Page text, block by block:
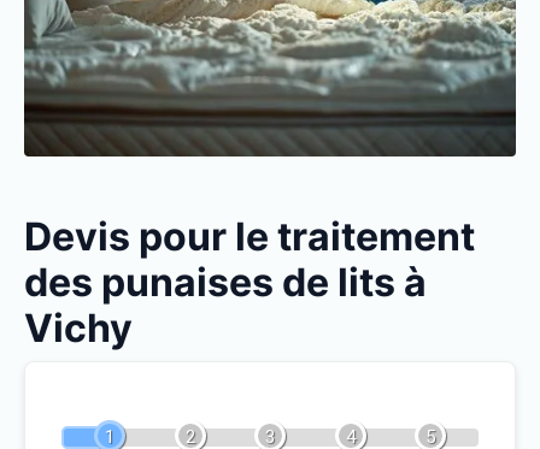
Devis pour le traitement
des punaises de lits à
Vichy
1 2 3 4 5